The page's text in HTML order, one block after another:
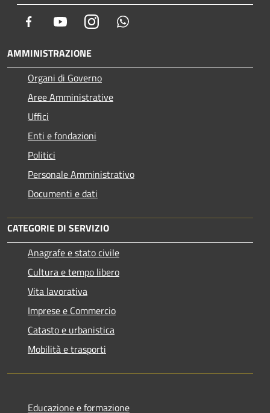
Facebook YoutubeInstagram
AMMINISTRAZIONE
Organi di Governo
Aree Amministrative
Uffici
Enti e fondazioni
Politici
Personale Amministrativo
Documenti e dati
CATEGORIE DI SERVIZIO
Anagrafe e stato civile
Cultura e tempo libero
Vita lavorativa
Imprese e Commercio
Catasto e urbanistica
Mobilità e trasporti
Educazione e formazione